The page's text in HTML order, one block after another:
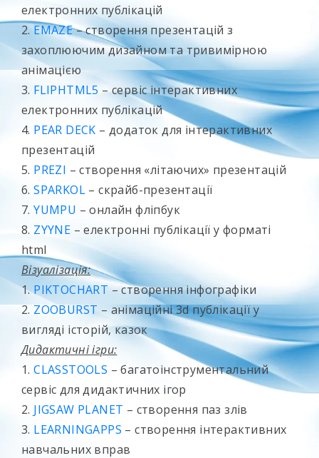
електронних публікацій
2. EMAZE– створення презентацій з
захоплюючим дизайном та тривимірною
анімацією
3. FLIPHTML5 – сервіс інтерактивних
електронних публікацій
4. PEAR DECK – додаток для інтерактивних
презентацій
5. PREZI – створення «літаючих» презентацій
6.SPARKOL – скрайб-презентації
7.YUMPU – онлайн фліпбук
8. ZYYNE – електронні публікації у форматі
html
Візуалізація:
1.PIKTOCHART– створення інфографіки
2. ZOOBURST – анімаційні 3d публікації у
вигляді історій, казок
Дидактичні ігри:
1.CLASSTOOLS – багатоінструментальний
сервіс для дидактичних ігор
2. JIGSAW PLANET – створення паз злів
3. LEARNINGAPPS – створення інтерактивних
навчальних вправ